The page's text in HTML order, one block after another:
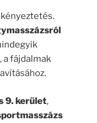
a fájdalmak
9. kerület,